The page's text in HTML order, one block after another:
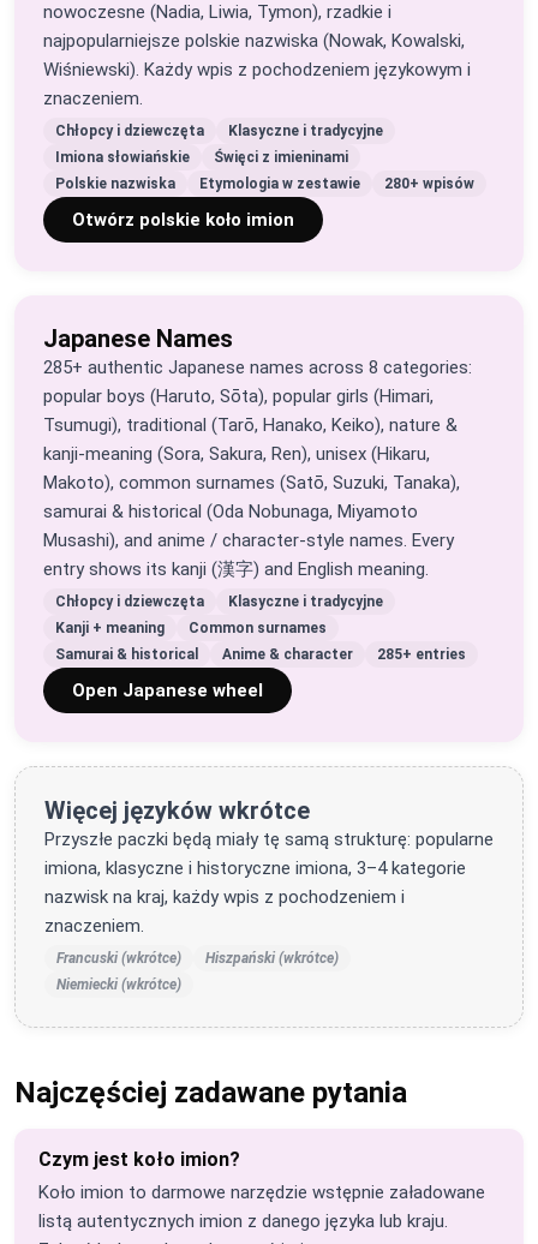
nowoczesne (Nadia, Liwia, Tymon), rzadkie i
najpopularniejsze polskie nazwiska (Nowak, Kowalski,
Wiśniewski). Każdy wpis z pochodzeniem językowym i
znaczeniem.
Chłopcy i dziewczęta
Klasyczne i tradycyjne
Imiona słowiańskie
Święci z imieninami
Polskie nazwiska
Etymologia w zestawie 280+ wpisów
Otwórz polskie koło imion
Japanese Names
285+ authentic Japanese names across 8 categories:
popular boys (Haruto, Sōta), popular girls (Himari,
Tsumugi), traditional (Tarō, Hanako, Keiko), nature &
kanji-meaning (Sora, Sakura, Ren), unisex (Hikaru,
Makoto), common surnames (Satō, Suzuki, Tanaka),
samurai & historical (Oda Nobunaga, Miyamoto
Musashi), and anime / character-style names. Every
entry shows its kanji (漢字) and English meaning.
Chłopcy i dziewczęta
Klasyczne i tradycyjne
Kanji + meaning
Common surnames
Samurai & historical
Anime & character 285+ entries
Open Japanese wheel
Więcej języków wkrótce
Przyszłe paczki będą miały tę samą strukturę: popularne
imiona, klasyczne i historyczne imiona, 3–4 kategorie
nazwisk na kraj, każdy wpis z pochodzeniem i
znaczeniem.
Francuski (wkrótce)
Hiszpański (wkrótce)
Niemiecki (wkrótce)
Najczęściej zadawane pytania
Czym jest koło imion?
Koło imion to darmowe narzędzie wstępnie załadowane
listą autentycznych imion z danego języka lub kraju.